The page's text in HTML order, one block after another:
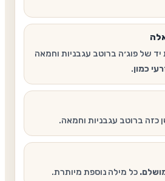
של פוג׳ה ברוטב עגבניות וחמאה
כמון.
ברוטב עגבניות וחמאה.
כל מילה נוספת מיותרת.